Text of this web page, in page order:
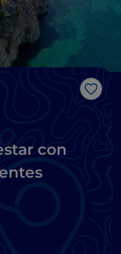
Me
con